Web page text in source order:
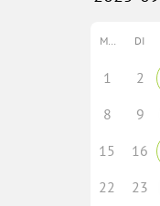
MO DI
1 2
8
9
15 16
22 23